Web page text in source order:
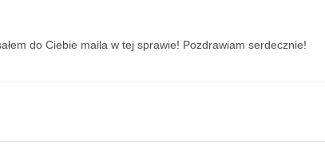
do Ciebie maila w tej sprawie! Pozdrawiam serdecznie!